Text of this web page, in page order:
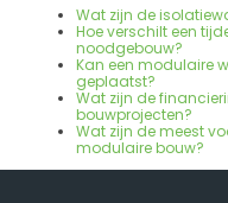
Wat zijn de
Hoe verschilt een
noodgebouw?
Kan een modulaire
geplaatst?
Wat zijn de
bouwprojecten?
Wat zijn de meest
modulaire bouw?